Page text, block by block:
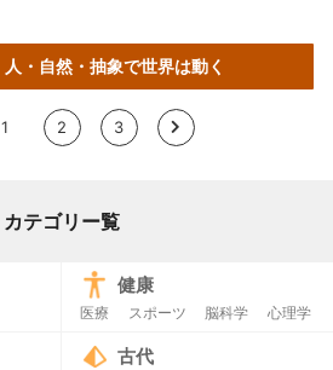
人・自然・抽象で世界は動く
1 2 3 >
カテゴリー覧
健康
医療 スポーツ 脳科学 心理学
古代